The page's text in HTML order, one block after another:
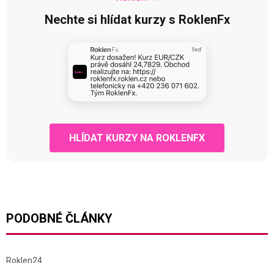
Nechte si hlídat kurzy s RoklenFx
HLÍDAT KURZY NA ROKLENFX
PODOBNÉ ČLÁNKY
Roklen24